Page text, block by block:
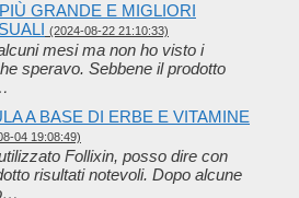
GRANDE E MIGLIORI
(2024-08-22 21:10:33)
mesi ma non ho visto i
speravo. Sebbene il prodotto
A BASE DI ERBE E VITAMINE
04 19:08:49)
Follixin, posso dire con
risultati notevoli. Dopo alcune